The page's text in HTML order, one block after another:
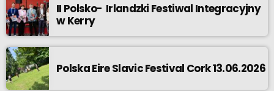
II Polsko- Irlandzki Festiwal Integracyjny
w Kerry
Polska Eire Slavic Festival Cork 13.06.2026